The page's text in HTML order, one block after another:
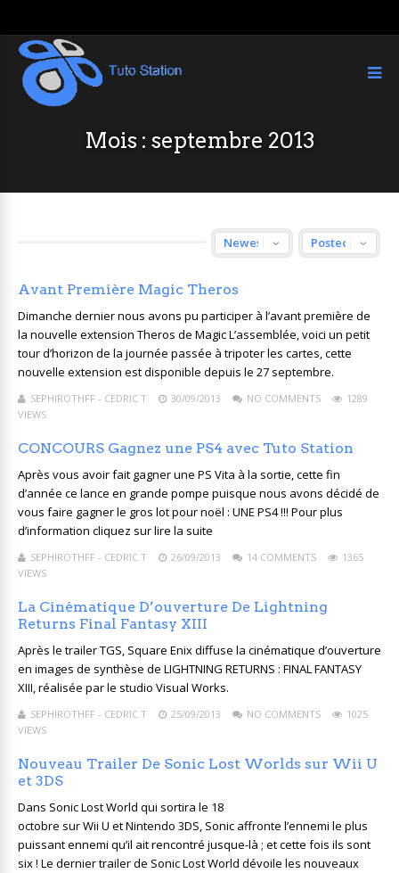
Mois : septembre 2013
Avant Première Magic Theros
Dimanche dernier nous avons pu participer à l’avant première de
la nouvelle extension Theros de Magic L’assemblée, voici un petit
tour d’horizon de la journée passée à tripoter les cartes, cette
nouvelle extension est disponible depuis le 27 septembre.
SEPHIROTHFF - CEDRIC T 30/09/2013 NO COMMENTS
1289
VIEWS
CONCOURS Gagnez une PS4 avec Tuto Station
Après vous avoir fait gagner une PS Vita à la sortie, cette fin
d’année ce lance en grande pompe puisque nous avons décidé de
vous faire gagner le gros lot pour noël : UNE PS4 !!! Pour plus
d’information cliquez sur lire la suite
SEPHIROTHFF - CEDRIC T 26/09/2013 14 COMMENTS
1365
VIEWS
La Cinématique D’ouverture De Lightning
Returns Final Fantasy XIII
Après le trailer TGS, Square Enix diffuse la cinématique d’ouverture
en images de synthèse de LIGHTNING RETURNS : FINAL FANTASY
XIII, réalisée par le studio Visual Works.
SEPHIROTHFF - CEDRIC T 25/09/2013 NO COMMENTS
1025
VIEWS
Nouveau Trailer De Sonic Lost Worlds sur Wii U
et 3DS
Dans Sonic Lost World qui sortira le 18
octobre sur Wii U et Nintendo 3DS, Sonic affronte l’ennemi le plus
puissant ennemi qu’il ait rencontré jusque-là ; et cette fois ils sont
six ! Le dernier trailer de Sonic Lost World dévoile les nouveaux